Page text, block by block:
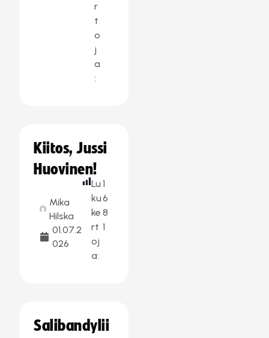
r
t
o
j
a
:
Kiitos, Jussi
Huovinen!
Mika
Hilska
01.07.2
026
Lu
ku
ke
rt
oj
a:
1
6
8
1
Salibandylii